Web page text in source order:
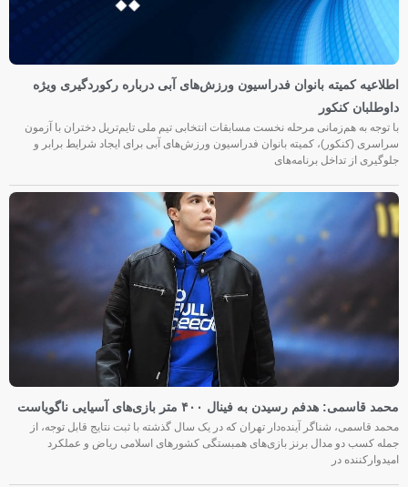
اطلاعیه کمیته بانوان فدراسیون ورزش‌های آبی درباره رکوردگیری ویژه
داوطلبان کنکور
با توجه به هم‌زمانی مرحله نخست مسابقات انتخابی تیم ملی تایم‌تریل دختران با آزمون
سراسری (کنکور)، کمیته بانوان فدراسیون ورزش‌های آبی برای ایجاد شرایط برابر و
جلوگیری از تداخل برنامه‌های
محمد قاسمی: هدفم رسیدن به فینال ۴۰۰ متر بازی‌های آسیایی ناگویاست
محمد قاسمی، شناگر آینده‌دار تهران که در یک سال گذشته با ثبت نتایج قابل توجه، از
جمله کسب دو مدال برنز بازی‌های همبستگی کشورهای اسلامی ریاض و عملکرد
امیدوارکننده در